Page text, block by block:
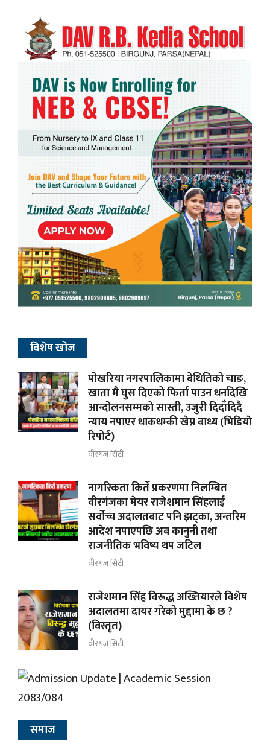
विशेष खोज
पोखरिया नगरपालिकामा बेथितिको चाङ,
खाता मै घुस दिएको फिर्ता पाउन धर्नादेखि
आन्दोलनसम्मकाे सास्ती, उजुरी दिदाँदिदै
न्याय नपाएर धाकधम्की खेप्न बाध्य (भिडियाे
रिपाेर्ट)
वीरगंज सिटी
नागरिकता किर्ते प्रकरणमा निलम्बित
वीरगंजका मेयर राजेशमान सिंहलाई
सर्वोच्च अदालतबाट पनि झट्का, अन्तरिम
आदेश नपाएपछि अब कानुनी तथा
राजनीतिक भविष्य थप जटिल
वीरगंज सिटी
राजेशमान सिंह विरूद्ध अख्तियारले विशेष
अदालतमा दायर गरेको मुद्दामा के छ ?
(विस्तृत)
वीरगंज सिटी
समाज